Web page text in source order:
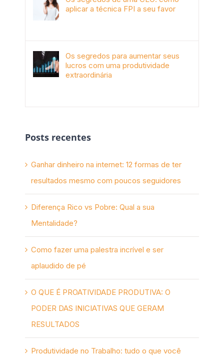
aplicar a técnica FPI a seu favor
Os segredos para aumentar seus
lucros com uma produtividade
extraordinária
Posts recentes
Ganhar dinheiro na internet: 12 formas de ter
resultados mesmo com poucos seguidores
Diferença Rico vs Pobre: Qual a sua
Mentalidade?
Como fazer uma palestra incrível e ser
aplaudido de pé
O QUE É PROATIVIDADE PRODUTIVA: O
PODER DAS INICIATIVAS QUE GERAM
RESULTADOS
Produtividade no Trabalho: tudo o que você